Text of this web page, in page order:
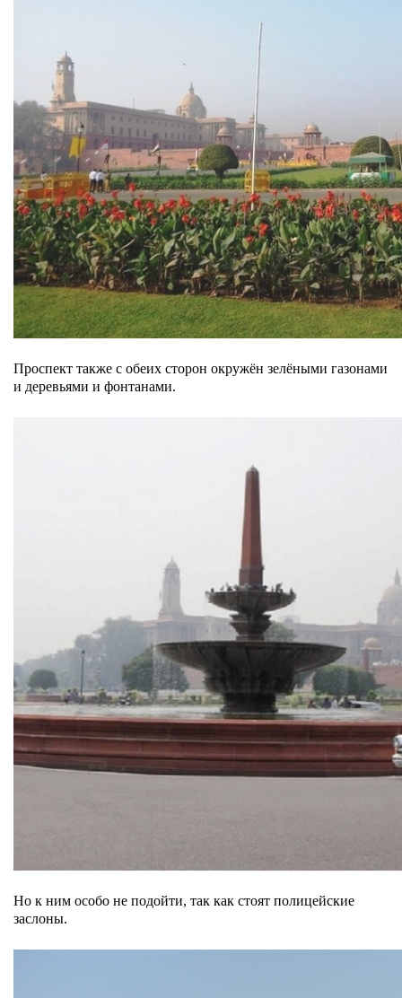
Проспект также с обеих сторон окружён зелёными газонами
и деревьями и фонтанами.
Но к ним особо не подойти, так как стоят полицейские
заслоны.